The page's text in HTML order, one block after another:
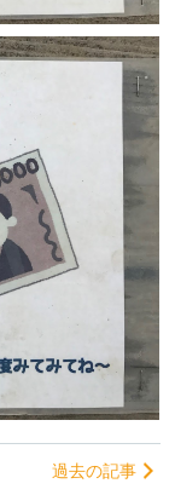
過去の記事